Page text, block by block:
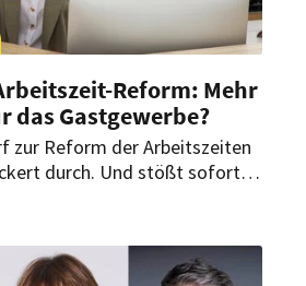
Reform: Mehr
das Gastgewerbe?
zur Reform der Arbeitszeiten
durch. Und stößt sofort
ihn Hotels und Restaurants
fordern.